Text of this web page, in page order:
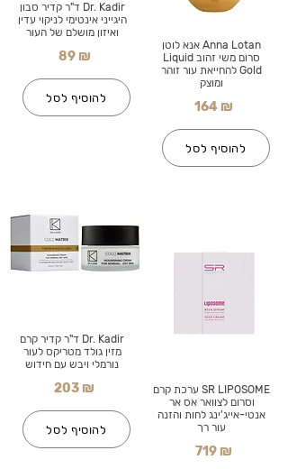
Dr. Kadir ד"ר קדיר סבון
היגייני אינטימי לניקוי עדין
ואיזון מושלם של העור
89 ₪
להוסיף לסל
Dr. Kadir ד"ר קדיר קרם
מזין גולד מטריקס לעור
נורמלי ויבש עם חידוש
203 ₪
להוסיף לסל
Anna Lotan אנא לוטן
סרום משי זהוב Liquid
Gold להחייאת עור זוהר
ומוצק
164 ₪
להוסיף לסל
SR LIPOSOME ערכת קרם
וסרום לצוואר אס אר
אנטי-אייג'ינג לחות והזנה
עור רך
719 ₪